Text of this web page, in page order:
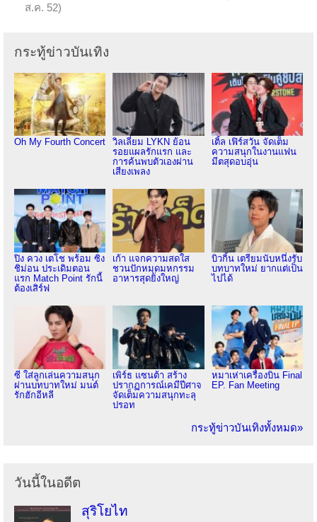
ส.ค. 52)
กระทู้ข่าวบันเทิง
Oh My Fourth Concert
วิลเลี่ยม LYKN ย้อน
รอยแผลรักแรก และ
การค้นพบตัวเองผ่าน
เสียงเพลง
เติ้ล เฟิร์สวัน จัดเต็ม
ความสนุกในงานแฟน
มีตสุดอบอุ่น
ปิง ควง เตโช พร้อม ซิง
ชิม่อน ประเดิมตอน
แรก Match Point รักนี้
ต้องเสิร์ฟ
เก้า แจกความสดใส
ชวนปักหมุดมหกรรม
อาหารสุดยิ่งใหญ่
บิวกิ้น เตรียมนับหนึ่งรับ
บทบาทใหม่ ยากแต่เป็น
ไปได้
ซี ใส่ลูกเล่นความสนุก
ผ่านบทบาทใหม่ มนต์
รักฮักอีหลี
เพิร์ธ แซนต้า สร้าง
ปรากฏการณ์เคมีปีศาจ
จัดเต็มความสนุกทะลุ
ปรอท
หมาเห่าเครื่องบิน Final
EP. Fan Meeting
กระทู้ข่าวบันเทิงทั้งหมด»
วันนี้ในอดีต
สุริโยไท